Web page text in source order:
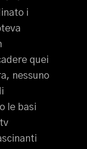
i
quei
nessuno
le basi